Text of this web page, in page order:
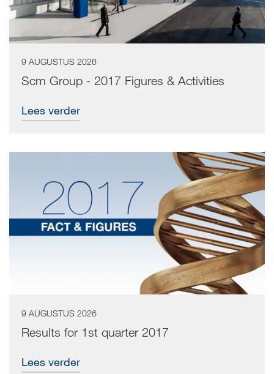
9 AUGUSTUS 2026
Scm Group - 2017 Figures & Activities
Lees verder
9 AUGUSTUS 2026
Results for 1st quarter 2017
Lees verder